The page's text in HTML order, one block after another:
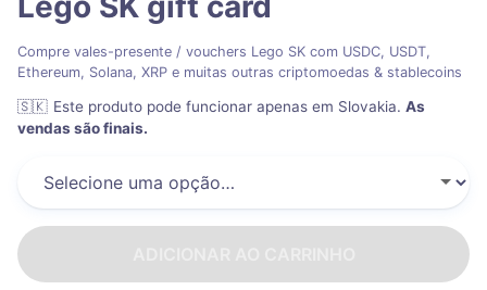
Compre vales-presente / vouchers Lego SK com USDC, USDT,
Ethereum, Solana, XRP e muitas outras criptomoedas & stablecoins
🇸🇰 Este produto pode funcionar apenas em Slovakia. As
vendas são finais.